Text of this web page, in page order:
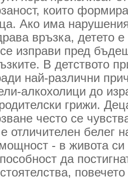
които
Ако има
връзка, детето е
изправи пред
В детството
най-различни
алкохолици до
грижи.
често се
отличителен белег
- в живота си
да
повечето